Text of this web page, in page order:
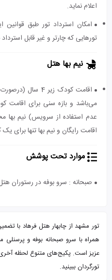
اعلام نماید.
امکان استرداد تور طبق قوانین
تورهایی که چارتر و غیر قابل
نیم بها هتل
اقامت کودک زیر
عدم استفاده از سرویس) نیم بها
اقامت رایگان و نیم بها تنها برای
موارد تحت پوشش
صبحانه : سرو بوفه در رستوران
همراه با سرو صبحانه بوفه و پرسنلی
عزیز است. پکیج‌های متنوع لحظه آخری
تورگردان ببینید.